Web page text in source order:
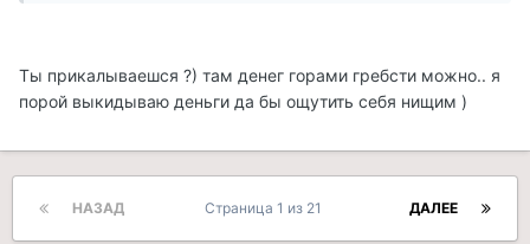
Ты прикалываешся ?) там денег горами гребсти можно.. я
порой выкидываю деньги да бы ощутить себя нищим )
НАЗАД ДАЛЕЕ
Страница 1 из 21